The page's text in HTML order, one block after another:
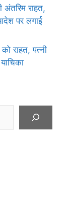
अंतरिम राहत,
पर लगाई
राहत, पत्नी